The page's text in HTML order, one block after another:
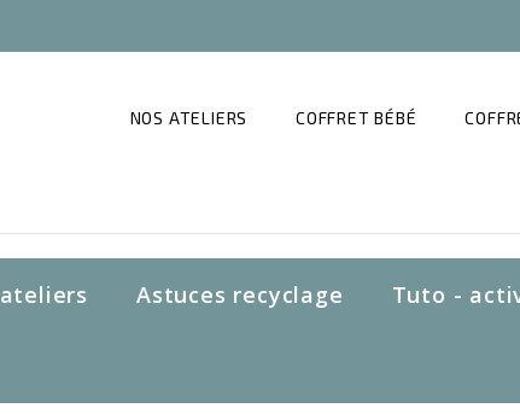
NOS ATELIERS COFFRET BÉBÉ
Astuces recyclage Tuto -